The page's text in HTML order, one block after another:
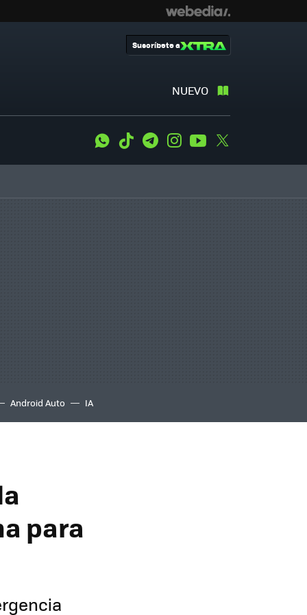
NUEVO
Suscríbete a
WhatsApp
Tiktok TelegramInstagramYoutube
Android Auto IA
para